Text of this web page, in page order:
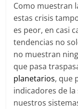
Como muestran
estas crisis
es peor, en casi
tendencias no
no muestran
que pasa
planetarios, que
indicadores de
nuestros